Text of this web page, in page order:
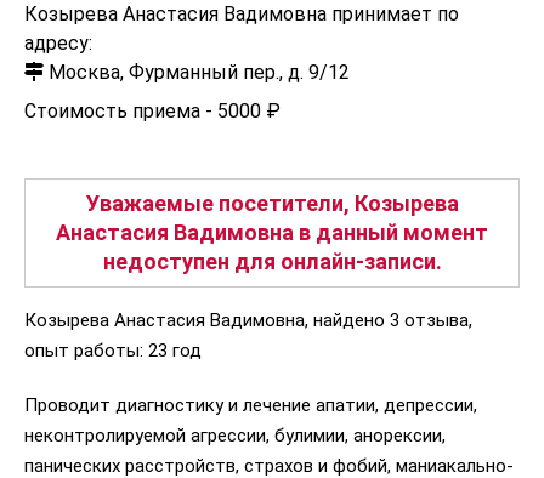
Козырева Анастасия Вадимовна принимает по
адресу:
Москва, Фурманный пер., д. 9/12
Стоимость приема - 5000 ₽
Уважаемые посетители, Козырева
Анастасия Вадимовна в данный момент
недоступен для онлайн-записи.
Козырева Анастасия Вадимовна, найдено 3 отзыва,
опыт работы: 23 год
Проводит диагностику и лечение апатии, депрессии,
неконтролируемой агрессии, булимии, анорексии,
панических расстройств, страхов и фобий, маниакально-